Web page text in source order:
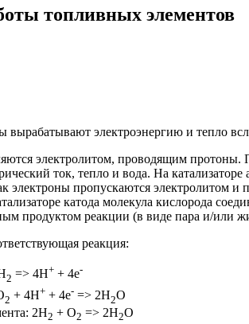
топливных элементов
электроэнергию и тепло
электролитом, проводящим протоны.
ток, тепло и вода. На
электроны пропускаются электролитом
катода молекула кислорода
продуктом реакции (в виде пара и/или
реакция:
2 => 4H+ + 4e-
2 + 4H+ + 4e- => 2H2O
2H2 + O2 => 2H2O